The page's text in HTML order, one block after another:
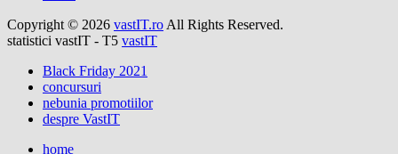
Copyright © 2026 vastIT.ro All Rights Reserved.
statistici vastIT - T5 vastIT
Black Friday 2021
concursuri
nebunia promotiilor
despre VastIT
home